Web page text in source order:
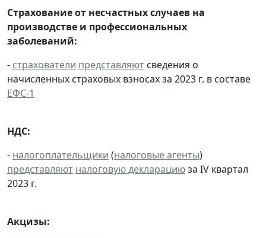
Страхование от несчастных случаев на
производстве и профессиональных
заболеваний:
- страхователи представляют сведения о
начисленных страховых взносах за 2023 г. в составе
ЕФС-1
НДС:
- налогоплательщики (налоговые агенты)
представляют налоговую декларациюза IV квартал
2023 г.
Акцизы: